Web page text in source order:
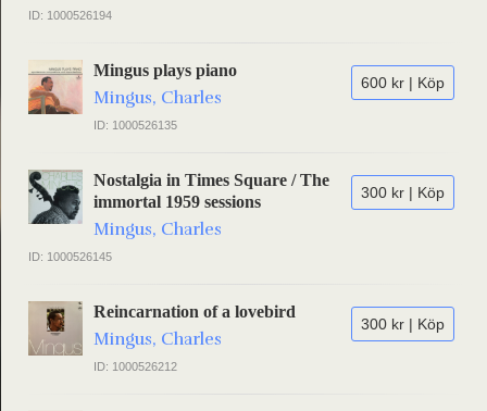
ID: 1000526194
600 kr | Köp
Mingus plays piano
Mingus, Charles
ID: 1000526135
300 kr | Köp
Nostalgia in Times Square / The
immortal 1959 sessions
Mingus, Charles
ID: 1000526145
300 kr | Köp
Reincarnation of a lovebird
Mingus, Charles
ID: 1000526212